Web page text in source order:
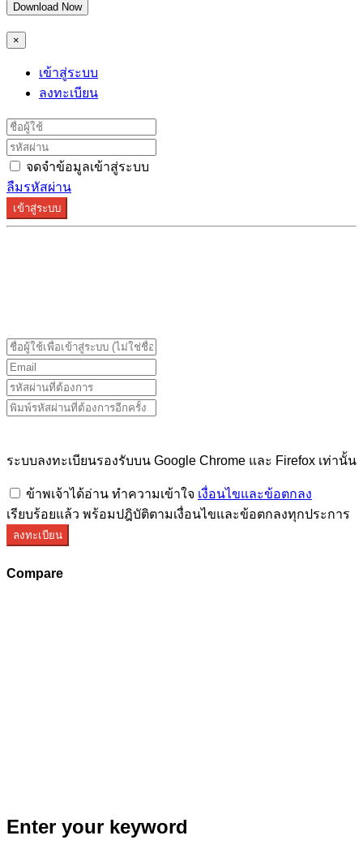
Download Now
×
เข้าสู่ระบบ
ลงทะเบียน
จดจำข้อมูลเข้าสู่ระบบ
ลืมรหัสผ่าน
เข้าสู่ระบบ
ระบบลงทะเบียนรองรับบน Google Chrome และ Firefox เท่านั้น
ข้าพเจ้าได้อ่าน ทำความเข้าใจ เงื่อนไขและข้อตกลง
เรียบร้อยแล้ว พร้อมปฎิบัติตามเงื่อนไขและข้อตกลงทุกประการ
ลงทะเบียน
Compare
Enter your keyword